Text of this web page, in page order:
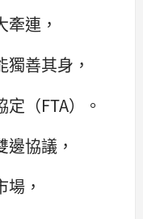
連，
善其身，
（FTA）。
協議，
，